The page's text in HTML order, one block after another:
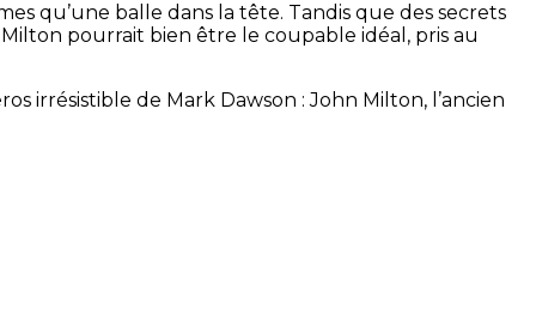
qu’une balle dans la tête. Tandis que des secrets
pourrait bien être le coupable idéal, pris au
irrésistible de Mark Dawson : John Milton, l’ancien